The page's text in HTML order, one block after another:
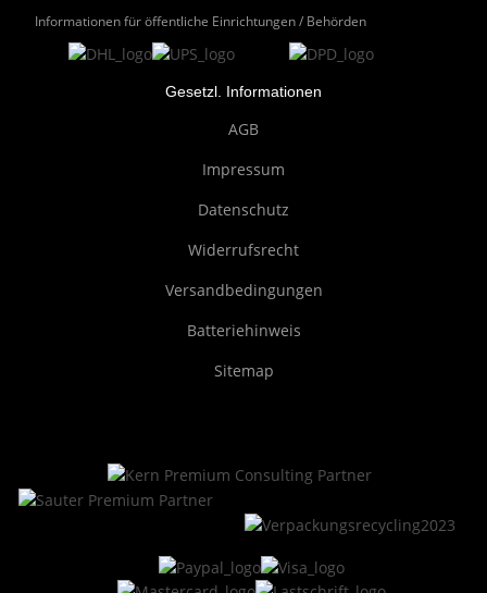
Informationen für öffentliche Einrichtungen / Behörden
Gesetzl. Informationen
AGB
Impressum
Datenschutz
Widerrufsrecht
Versandbedingungen
Batteriehinweis
Sitemap